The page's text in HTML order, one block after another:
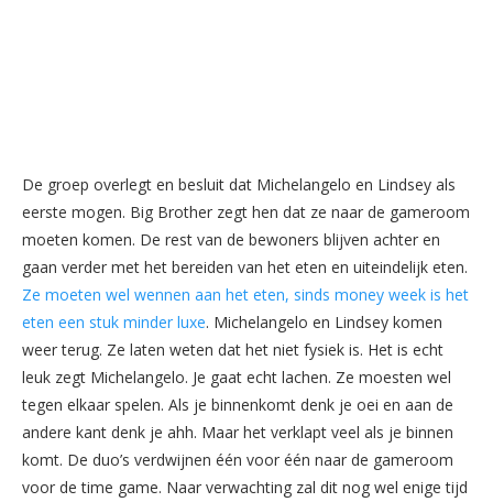
De groep overlegt en besluit dat Michelangelo en Lindsey als
eerste mogen. Big Brother zegt hen dat ze naar de gameroom
moeten komen. De rest van de bewoners blijven achter en
gaan verder met het bereiden van het eten en uiteindelijk eten.
Ze moeten wel wennen aan het eten, sinds money week is het
eten een stuk minder luxe. Michelangelo en Lindsey komen
weer terug. Ze laten weten dat het niet fysiek is. Het is echt
leuk zegt Michelangelo. Je gaat echt lachen. Ze moesten wel
tegen elkaar spelen. Als je binnenkomt denk je oei en aan de
andere kant denk je ahh. Maar het verklapt veel als je binnen
komt. De duo’s verdwijnen één voor één naar de gameroom
voor de time game. Naar verwachting zal dit nog wel enige tijd